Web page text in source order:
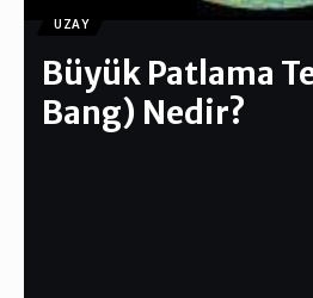
UZAY
Büyük Patlama
Bang) Nedir?